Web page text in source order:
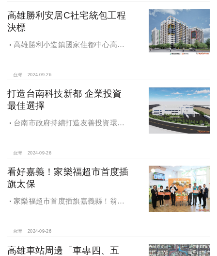
高雄勝利安居C社宅統包工程
決標
高雄勝利小造鎮國家住都中心高雄
台灣 2024-09-26
打造台南科技新都 企業投資
最佳選擇
台南市政府持續打造友善投資環
超過5萬個就業機會
台灣 2024-09-26
看好嘉義！家樂福超市首度插
旗太保
家樂福超市首度插旗嘉義縣！翁章
台灣 2024-09-26
高雄車站周邊「車專四、五